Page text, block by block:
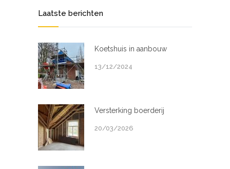
Laatste berichten
Koetshuis in aanbouw
13/12/2024
Versterking boerderij
20/03/2026